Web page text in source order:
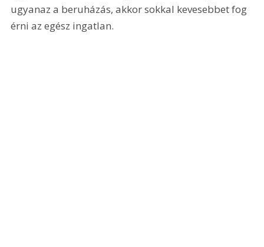
ugyanaz a beruházás, akkor sokkal kevesebbet fog
érni az egész ingatlan.